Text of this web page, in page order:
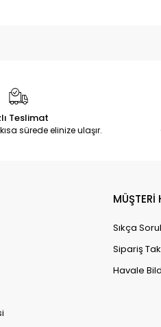
Teslimat
sürede elinize ulaşır.
MÜŞTERİ
Sıkça
Sipariş
Havale